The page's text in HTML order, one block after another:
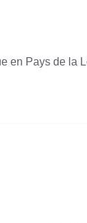
en Pays de la